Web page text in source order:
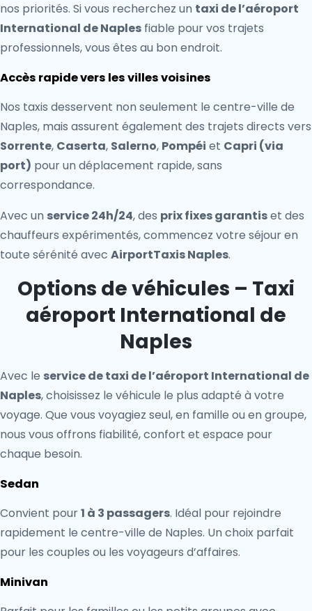
nos priorités. Si vous recherchez un taxi de l’aéroport
International de Naples fiable pour vos trajets
professionnels, vous êtes au bon endroit.
Accès rapide vers les villes voisines
Nos taxis desservent non seulement le centre-ville de
Naples, mais assurent également des trajets directs vers
Sorrente, Caserta, Salerno, Pompéi et Capri (via
port) pour un déplacement rapide, sans
correspondance.
Avec un service 24h/24, des prix fixes garantiset des
chauffeurs expérimentés, commencez votre séjour en
toute sérénité avec AirportTaxis Naples.
Options de véhicules – Taxi
aéroport International de
Naples
Avec le service de taxi de l’aéroport International de
Naples, choisissez le véhicule le plus adapté à votre
voyage. Que vous voyagiez seul, en famille ou en groupe,
nous vous offrons fiabilité, confort et espace pour
chaque besoin.
Sedan
Convient pour1 à 3 passagers. Idéal pour rejoindre
rapidement le centre-ville de Naples. Un choix parfait
pour les couples ou les voyageurs d’affaires.
Minivan